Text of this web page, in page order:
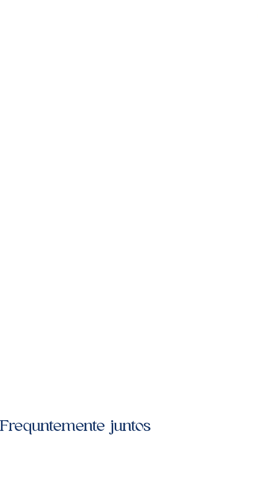
Frequntemente juntos